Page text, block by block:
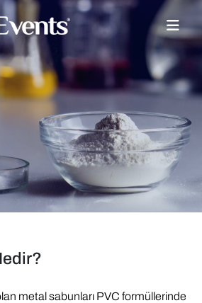
metal sabunları PVC formüllerinde